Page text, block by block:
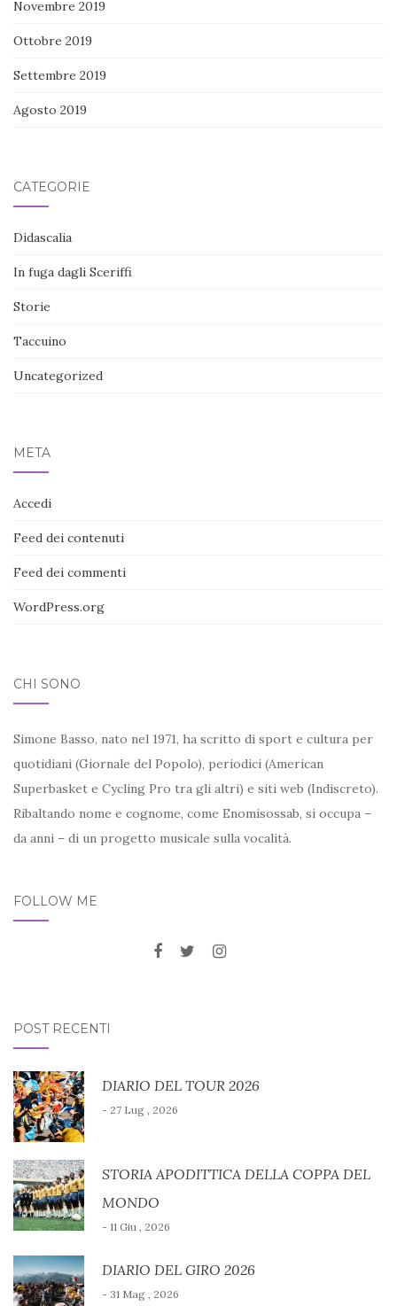
Novembre 2019
Ottobre 2019
Settembre 2019
Agosto 2019
CATEGORIE
Didascalia
In fuga dagli Sceriffi
Storie
Taccuino
Uncategorized
META
Accedi
Feed dei contenuti
Feed dei commenti
WordPress.org
CHI SONO
Simone Basso, nato nel 1971, ha scritto di sport e cultura per
quotidiani (Giornale del Popolo), periodici (American
Superbasket e Cycling Pro tra gli altri) e siti web (Indiscreto).
Ribaltando nome e cognome, come Enomisossab, si occupa –
da anni – di un progetto musicale sulla vocalità.
FOLLOW ME
POST RECENTI
DIARIO DEL TOUR 2026
- 27 Lug , 2026
STORIA APODITTICA DELLA COPPA DEL
MONDO
- 11 Giu , 2026
DIARIO DEL GIRO 2026
- 31 Mag , 2026